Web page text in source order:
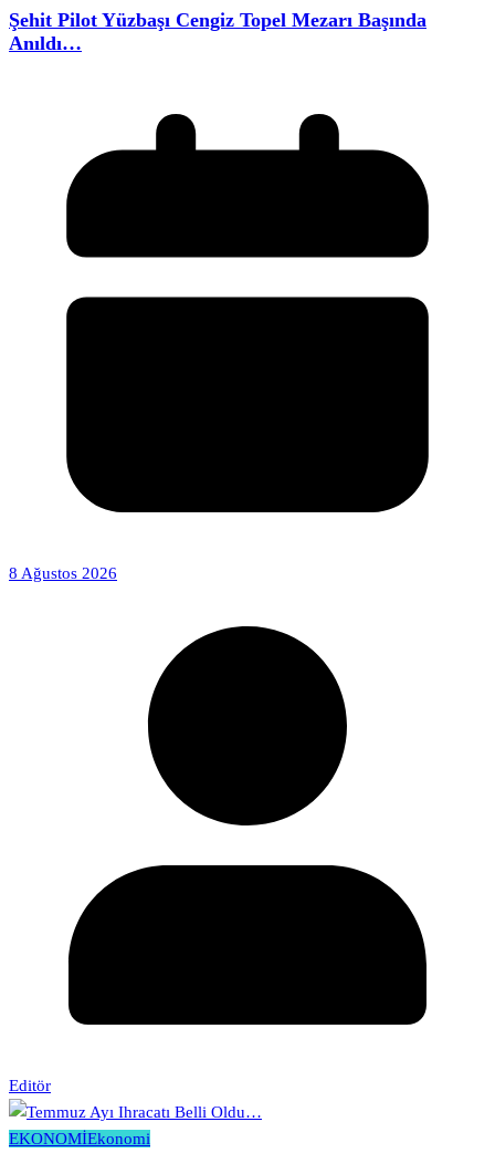
Şehit Pilot Yüzbaşı Cengiz Topel Mezarı Başında
Anıldı…
8 Ağustos 2026
Editör
EKONOMİEkonomi